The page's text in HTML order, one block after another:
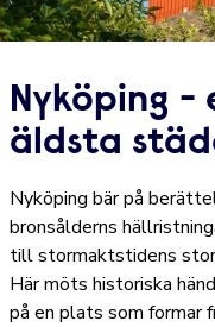
Nyköping -
äldsta
Nyköping bär på
bronsålderns
till stormaktstidens
Här möts historiska
på en plats som formar